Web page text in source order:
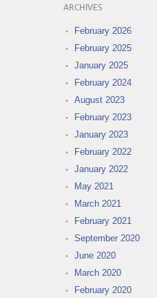
ARCHIVES
February 2026
February 2025
January 2025
February 2024
August 2023
February 2023
January 2023
February 2022
January 2022
May 2021
March 2021
February 2021
September 2020
June 2020
March 2020
February 2020